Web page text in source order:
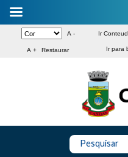
A -
A + Restaurar
Ir
Ir para
Pesquisar